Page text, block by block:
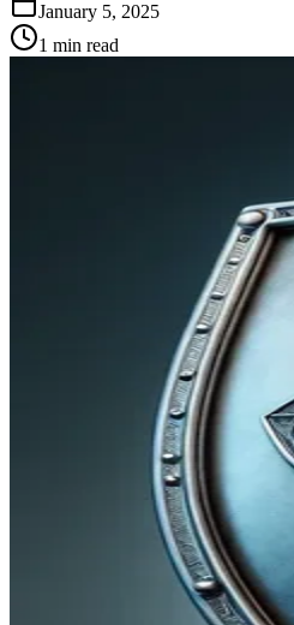
January 5, 2025
1 min read